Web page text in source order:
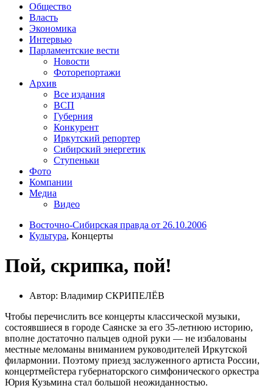
Общество
Власть
Экономика
Интервью
Парламентские вести
Новости
Фоторепортажи
Архив
Все издания
ВСП
Губерния
Конкурент
Иркутский репортер
Сибирский энергетик
Ступеньки
Фото
Компании
Медиа
Видео
Восточно-Сибирская правда от 26.10.2006
Культура, Концерты
Пой, скрипка, пой!
Автор: Владимир СКРИПЕЛЁВ
Чтобы перечислить все концерты классической музыки,
состоявшиеся в городе Саянске за его 35-летнюю историю,
вполне достаточно пальцев одной руки — не избалованы
местные меломаны вниманием руководителей Иркутской
филармонии. Поэтому приезд заслуженного артиста России,
концертмейстера губернаторского симфонического оркестра
Юрия Кузьмина стал большой неожиданностью.